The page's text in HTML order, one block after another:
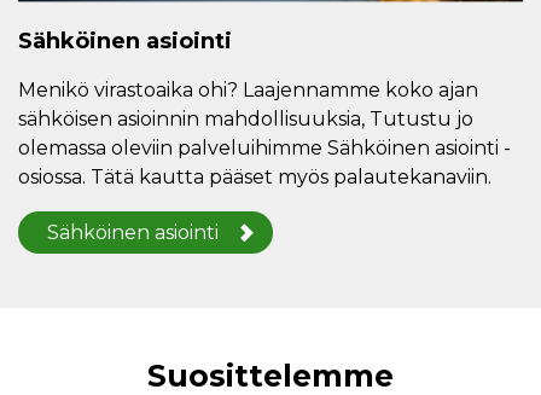
Sähköinen asiointi
Menikö virastoaika ohi? Laajennamme koko ajan
sähköisen asioinnin mahdollisuuksia, Tutustu jo
olemassa oleviin palveluihimme Sähköinen asiointi -
osiossa. Tätä kautta pääset myös palautekanaviin.
Sähköinen asiointi
Suosittelemme